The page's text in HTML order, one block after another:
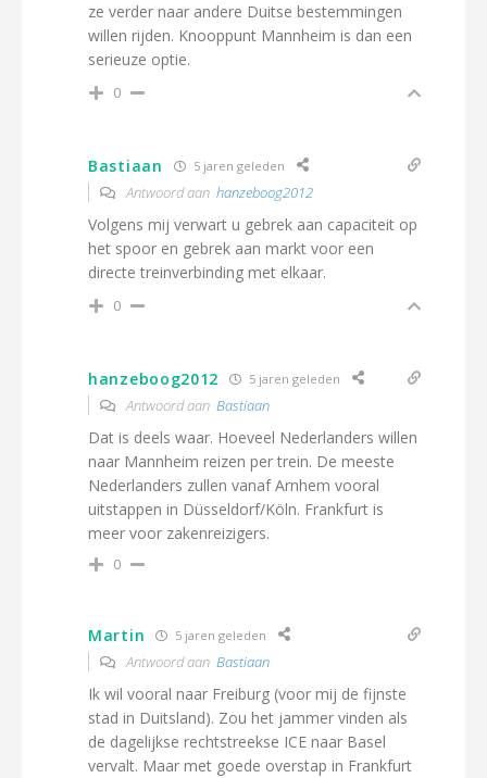
ze verder naar andere Duitse bestemmingen
willen rijden. Knooppunt Mannheim is dan een
serieuze optie.
0
Bastiaan 5 jaren geleden
Antwoord aan hanzeboog2012
Volgens mij verwart u gebrek aan capaciteit op
het spoor en gebrek aan markt voor een
directe treinverbinding met elkaar.
0
hanzeboog2012 5 jaren geleden
Antwoord aan Bastiaan
Dat is deels waar. Hoeveel Nederlanders willen
naar Mannheim reizen per trein. De meeste
Nederlanders zullen vanaf Arnhem vooral
uitstappen in Düsseldorf/Köln. Frankfurt is
meer voor zakenreizigers.
0
Martin 5 jaren geleden
Antwoord aan Bastiaan
Ik wil vooral naar Freiburg (voor mij de fijnste
stad in Duitsland). Zou het jammer vinden als
de dagelijkse rechtstreekse ICE naar Basel
vervalt. Maar met goede overstap in Frankfurt